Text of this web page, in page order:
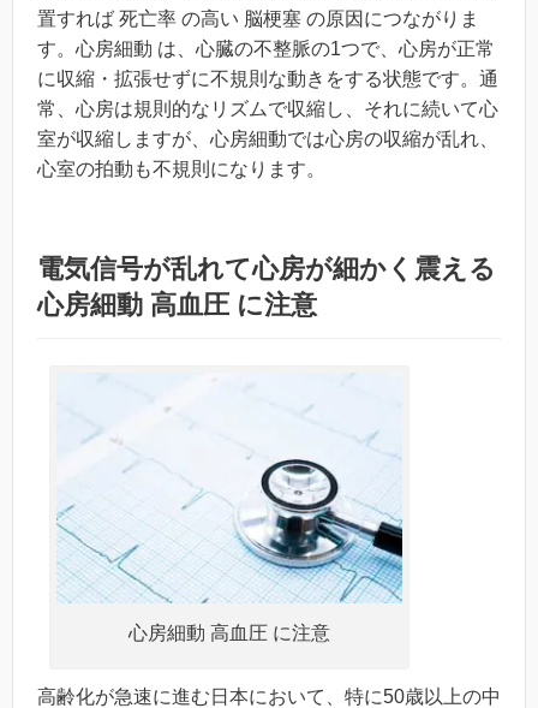
置すれば 死亡率 の高い 脳梗塞 の原因につながりま
す。心房細動 は、心臓の不整脈の1つで、心房が正常
に収縮・拡張せずに不規則な動きをする状態です。通
常、心房は規則的なリズムで収縮し、それに続いて心
室が収縮しますが、心房細動では心房の収縮が乱れ、
心室の拍動も不規則になります。
電気信号が乱れて心房が細かく震える
心房細動 高血圧 に注意
心房細動 高血圧 に注意
高齢化が急速に進む日本において、特に50歳以上の中